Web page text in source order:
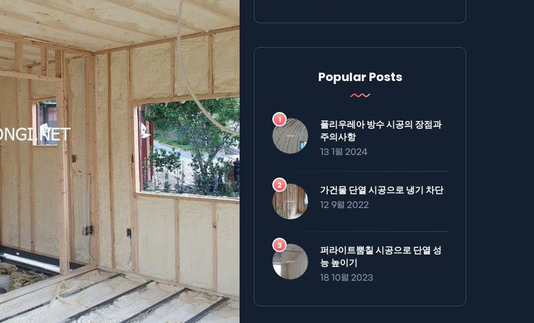
Popular Posts
폴리우레아 방수 시공의 장점과
주의사항
13 1월 2024
가건물 단열 시공으로 냉기 차단
12 9월 2022
퍼라이트뿜칠 시공으로 단열 성
능 높이기
18 10월 2023